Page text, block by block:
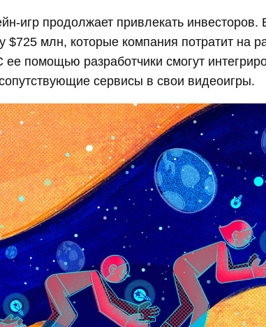
игр продолжает привлекать инвесторов.
$725 млн, которые компания потратит на
помощью разработчики смогут
сервисы в свои видеоигры.